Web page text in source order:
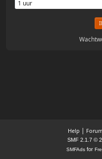
Help |
SMF 2.1.7 ©
SMFAdsfor